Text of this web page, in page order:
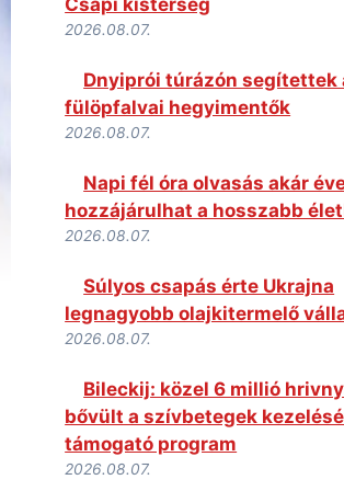
2026.08.07.
Dnyiprói túrázón segítettek
fülöpfalvai hegyimentők
2026.08.07.
Napi fél óra olvasás akár
hozzájárulhat a hosszabb
2026.08.07.
Súlyos csapás érte Ukrajna
legnagyobb olajkitermelő
2026.08.07.
Bileckij: közel 6 millió
bővült a szívbetegek
támogató program
2026.08.07.